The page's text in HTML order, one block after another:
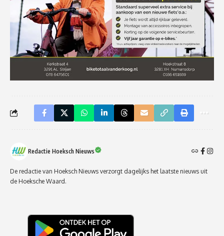
Redactie Hoeksch Nieuws
De redactie van Hoeksch Nieuws verzorgt dagelijks het laatste nieuws uit
de Hoeksche Waard.